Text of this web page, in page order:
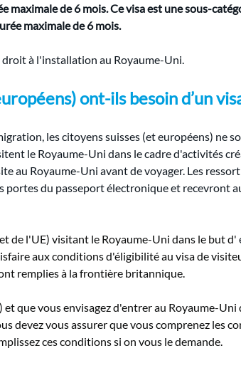
maximale de 6 mois. Ce visa est une sous-
maximale de 6 mois.
droit à l'installation au Royaume-Uni.
ont-ils besoin d’un
les citoyens suisses (et européens) ne
le Royaume-Uni dans le cadre d'activités
au Royaume-Uni avant de voyager. Les
portes du passeport électronique et recevront
de l'UE) visitant le Royaume-Uni dans le but d'
aux conditions d'éligibilité au visa de
remplies à la frontière britannique.
et que vous envisagez d'entrer au Royaume-Uni
devez vous assurer que vous comprenez les
ces conditions si on vous le demande.